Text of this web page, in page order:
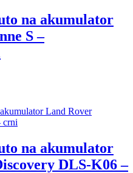
na akumulator
S –
€.
na akumulator
DLS-K06 –